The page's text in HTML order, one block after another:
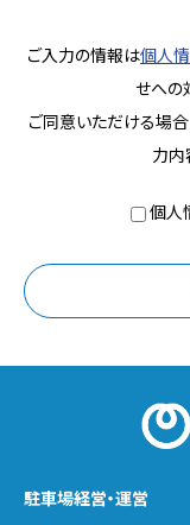
ご入力の情報は個人
せへの
ご同意いただける場合
力内
個人
駐車場経営・運営